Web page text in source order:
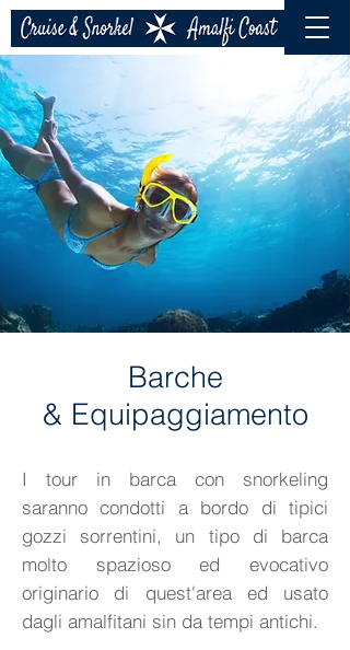
Barche
& Equipaggiamento
I tour in barca con snorkeling
saranno condotti a bordo di tipici
gozzi sorrentini, un tipo di barca
molto spazioso ed evocativo
originario di quest'area ed usato
dagli amalfitani sin da tempi antichi.